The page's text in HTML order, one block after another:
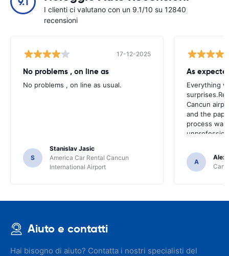
I clienti ci valutano con un 9.1/10 su 12840
recensioni
17-12-2025
No problems , on line as
No problems , on line as usual.
S
Stanislav Jasic
America Car Rental Cancun
International Airport
As
Everything
Cancun
and the
process
A
Alex
Aiuto e contatti
Hai bisogno di aiuto? Contatta i nostri specialisti del